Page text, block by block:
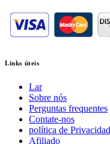
Links úteis
Lar
Sobre nós
Perguntas frequentes
Contate-nos
política de
Afiliado